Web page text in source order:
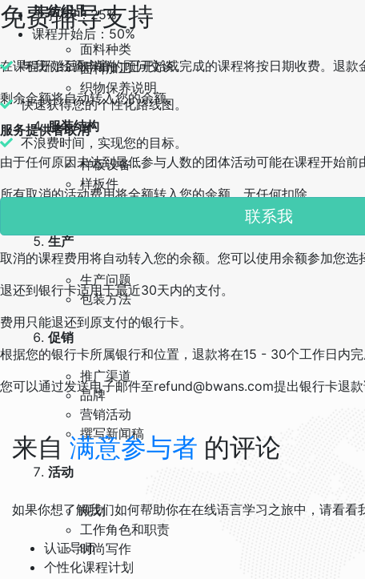
纺织品
面料种类
面料加工
织物保养说明
服装结构
样板设备
样板件
生产
生产问题
包装方法
促销
推广渠道
品牌
营销活动
撰写新闻稿
活动
规划
工作角色和职责
时尚写作
少于7天：25%
课程开始后：50%
在课程开始后取消的，已开始或完成的课程将按日期收费。退款
剩余金额将自动转入您的余额。
服务提供者取消
由于任何原因未达到最低参与人数的团体活动可能在课程开始前
所有取消的活动费用将全额转入您的余额，无任何扣除。
取消的课程费用将自动转入您的余额。您可以使用余额参加您
退还到银行卡适用于最近30天内的支付。
费用只能退还到原支付的银行卡。
根据您的银行卡所属银行和位置，退款将在15 - 30个工作日内
您可以通过发送电子邮件至refund@bwans.com提出银行卡退款
免费辅导支持
与我们经验丰富的顾问交谈。
快速获得您的个性化路线图。
不浪费时间，实现您的目标。
联系我
来自满意参与者 的评论
如果你想了解我们如何帮助你在在线语言学习之旅中，请看看
认证导师
个性化课程计划